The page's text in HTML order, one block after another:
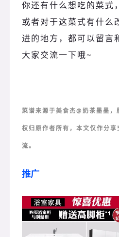
你还有什么想吃的菜式，
或者对于这菜式有什么
进的地方，都可以留言
大家交流一下哦~
菜谱来源于美食杰@奶茶墨墨，
权归原作者所有，本文仅作分享
流。
推广